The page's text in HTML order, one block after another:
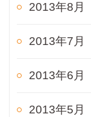
2013年8月
2013年7月
2013年6月
2013年5月